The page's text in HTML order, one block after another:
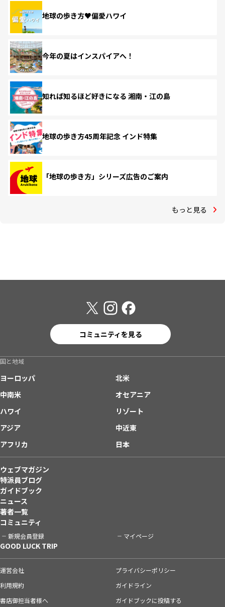
地球の歩き方♥偏愛ハワイ
今年の夏はインスパイアへ！
知れば知るほど好きになる 湘南・江の島
地球の歩き方45周年記念 インド特集
「地球の歩き方」シリーズ広告のご案内
もっと見る
コミュニティを見る
国と地域
ヨーロッパ
北米
中南米
オセアニア
ハワイ
リゾート
アジア
中近東
アフリカ
日本
ウェブマガジン
特派員ブログ
ガイドブック
ニュース
著者一覧
コミュニティ
新規会員登録 マイページ
GOOD LUCK TRIP
運営会社
プライバシーポリシー
利用規約
ガイドライン
書店御担当者様へ
ガイドブックに投稿する